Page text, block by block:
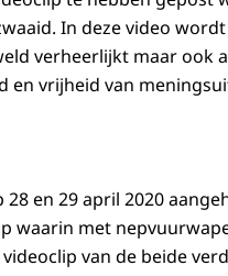
In deze video
verheerlijkt maar ook
en vrijheid van
en 29 april 2020
waarin met
van de beide